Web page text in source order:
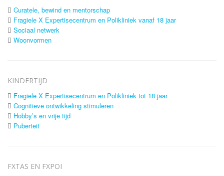
Curatele, bewind en mentorschap
Fragiele X Expertisecentrum en Polikliniek vanaf 18 jaar
Sociaal netwerk
Woonvormen
KINDERTIJD
Fragiele X Expertisecentrum en Polikliniek tot 18 jaar
Cognitieve ontwikkeling stimuleren
Hobby’s en vrije tijd
Puberteit
FXTAS EN FXPOI